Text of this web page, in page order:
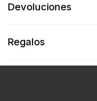
Devoluciones
Regalos